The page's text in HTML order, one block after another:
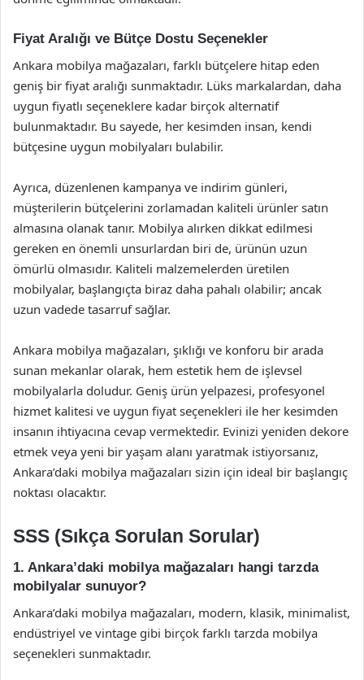
Fiyat Aralığı ve Bütçe Dostu Seçenekler
Ankara mobilya mağazaları, farklı bütçelere hitap eden
geniş bir fiyat aralığı sunmaktadır. Lüks markalardan, daha
uygun fiyatlı seçeneklere kadar birçok alternatif
bulunmaktadır. Bu sayede, her kesimden insan, kendi
bütçesine uygun mobilyaları bulabilir.
Ayrıca, düzenlenen kampanya ve indirim günleri,
müşterilerin bütçelerini zorlamadan kaliteli ürünler satın
almasına olanak tanır. Mobilya alırken dikkat edilmesi
gereken en önemli unsurlardan biri de, ürünün uzun
ömürlü olmasıdır. Kaliteli malzemelerden üretilen
mobilyalar, başlangıçta biraz daha pahalı olabilir; ancak
uzun vadede tasarruf sağlar.
Ankara mobilya mağazaları, şıklığı ve konforu bir arada
sunan mekanlar olarak, hem estetik hem de işlevsel
mobilyalarla doludur. Geniş ürün yelpazesi, profesyonel
hizmet kalitesi ve uygun fiyat seçenekleri ile her kesimden
insanın ihtiyacına cevap vermektedir. Evinizi yeniden dekore
etmek veya yeni bir yaşam alanı yaratmak istiyorsanız,
Ankara’daki mobilya mağazaları sizin için ideal bir başlangıç
noktası olacaktır.
SSS (Sıkça Sorulan Sorular)
1. Ankara’daki mobilya mağazaları hangi tarzda
mobilyalar sunuyor?
Ankara’daki mobilya mağazaları, modern, klasik, minimalist,
endüstriyel ve vintage gibi birçok farklı tarzda mobilya
seçenekleri sunmaktadır.